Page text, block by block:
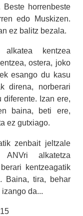
horrenbeste
edo Muskizen.
ez balitz bezala.
kentzea
ostera, joko
esango du kasu
direna, norberari
diferente.
Izan ere,
baina, beti ere,
ez gutxiago.
zenbait jeltzale
alkatetza
kentzeagatik
Baina, tira, behar
da...